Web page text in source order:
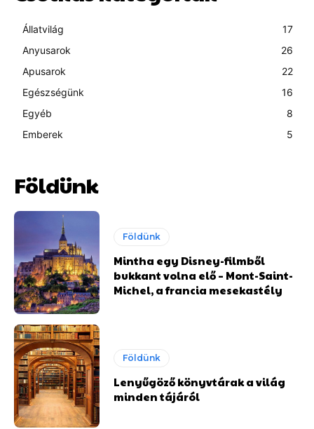
Állatvilág
17
Anyusarok
26
Apusarok
22
Egészségünk
16
Egyéb
8
Emberek
5
Földünk
Földünk
Mintha egy Disney-filmből
bukkant volna elő – Mont-Saint-
Michel, a francia mesekastély
Földünk
Lenyűgöző könyvtárak a világ
minden tájáról